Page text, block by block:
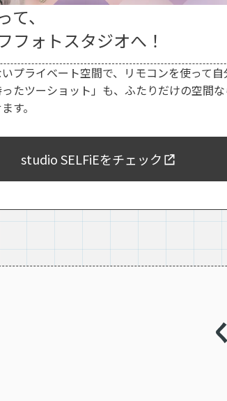
、
フォトスタジオへ！
プライベート空間で、リモコンを使って
たツーショット」も、ふたりだけの空間
す。
studio SELFiEをチェック